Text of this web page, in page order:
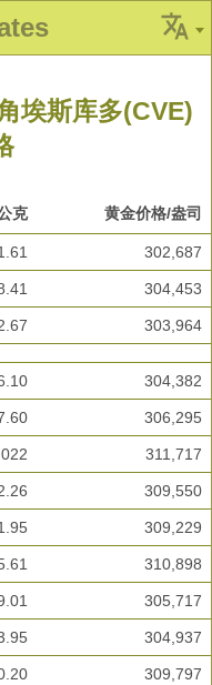
埃斯库多(CVE)
克 黄金价格/盎司
302,687
304,453
303,964
304,382
306,295
311,717
309,550
309,229
310,898
305,717
304,937
309,797